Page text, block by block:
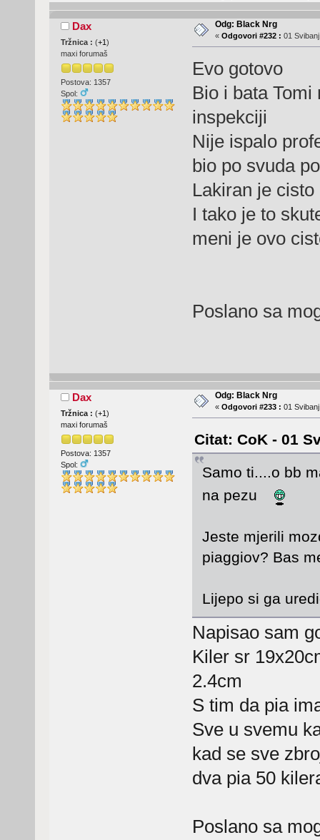
Dax
Tržnica : (+1)
maxi forumaš
Postova: 1357
Spol:
Odg: Black Nrg
« Odgovori #232 : 01
Evo gotovo
Bio i bata
inspekciji
Nije ispalo
bio po svuda
Lakiran je
I tako je to
meni je ovo
Poslano sa
Dax
Tržnica : (+1)
maxi forumaš
Postova: 1357
Spol:
Odg: Black Nrg
« Odgovori #233 : 01
Citat: CoK - 01
Samo ti....o bb
na pezu
Jeste mjerili
piaggiov? Bas
Lijepo si ga
Napisao sam
Kiler sr
2.4cm
S tim da pia
Sve u svemu
kad se sve
dva pia 50
Poslano sa